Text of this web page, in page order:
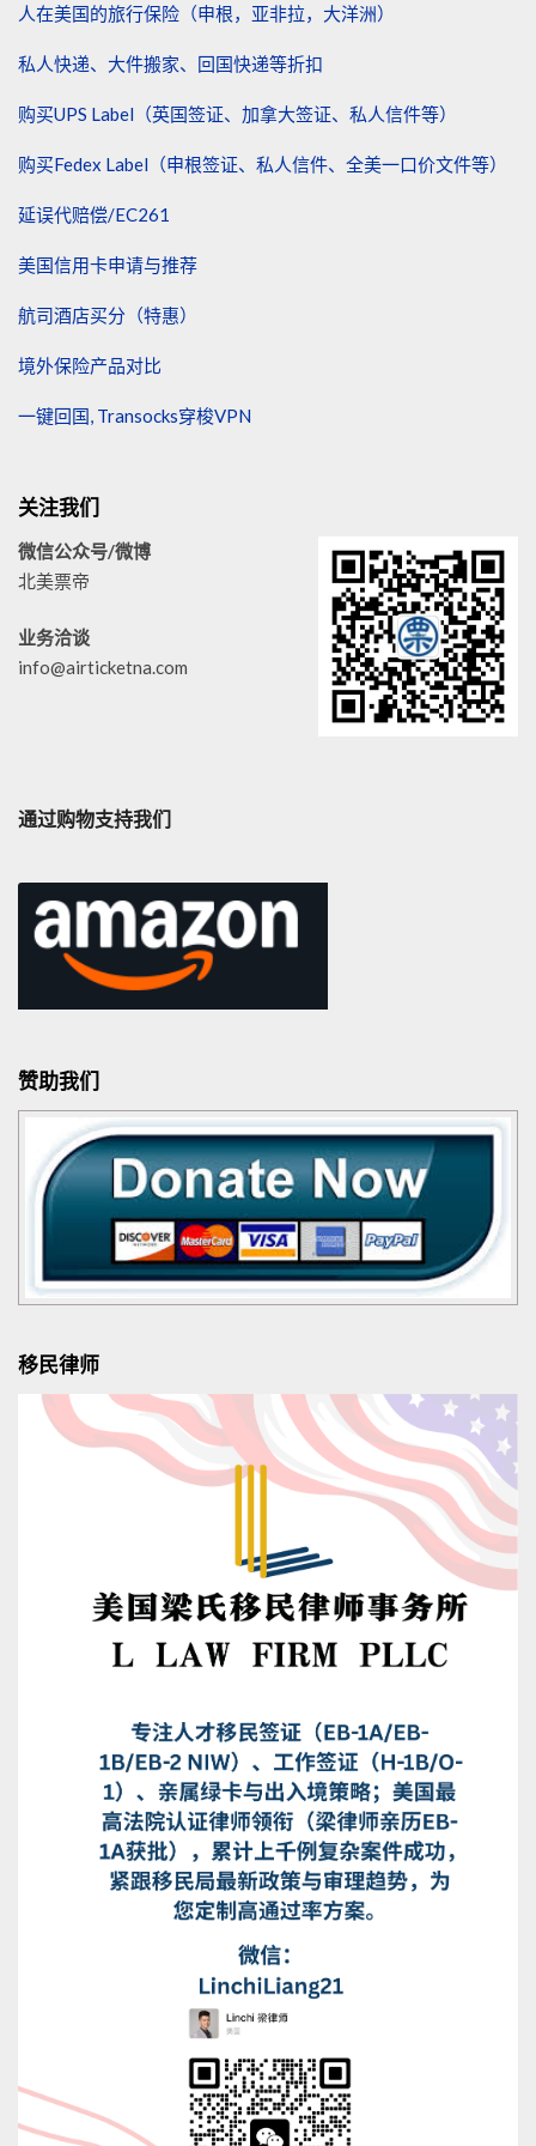
人在美国的旅行保险（申根，亚非拉，大洋洲）
私人快递、大件搬家、回国快递等折扣
购买UPS Label（英国签证、加拿大签证、私人信件等）
购买Fedex Label（申根签证、私人信件、全美一口价文件等）
延误代赔偿/EC261
美国信用卡申请与推荐
航司酒店买分（特惠）
境外保险产品对比
一键回国, Transocks穿梭VPN
关注我们
微信公众号/微博
北美票帝
业务洽谈
info@airticketna.com
通过购物支持我们
赞助我们
移民律师